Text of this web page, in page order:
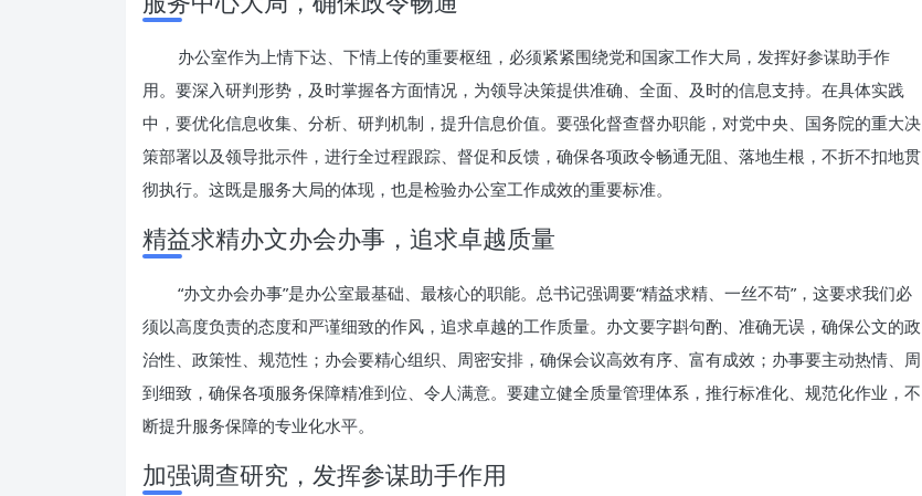
办公室作为上情下达、下情上传的重要枢纽，必须紧紧围绕党和国家工作大局，发挥好参谋助手作
用。要深入研判形势，及时掌握各方面情况，为领导决策提供准确、全面、及时的信息支持。在具体实践
中，要优化信息收集、分析、研判机制，提升信息价值。要强化督查督办职能，对党中央、国务院的重大决
策部署以及领导批示件，进行全过程跟踪、督促和反馈，确保各项政令畅通无阻、落地生根，不折不扣地贯
彻执行。这既是服务大局的体现，也是检验办公室工作成效的重要标准。
精益求精办文办会办事，追求卓越质量
“办文办会办事”是办公室最基础、最核心的职能。总书记强调要“精益求精、一丝不苟”，这要求我们必
须以高度负责的态度和严谨细致的作风，追求卓越的工作质量。办文要字斟句酌、准确无误，确保公文的政
治性、政策性、规范性；办会要精心组织、周密安排，确保会议高效有序、富有成效；办事要主动热情、周
到细致，确保各项服务保障精准到位、令人满意。要建立健全质量管理体系，推行标准化、规范化作业，不
断提升服务保障的专业化水平。
加强调查研究，发挥参谋助手作用